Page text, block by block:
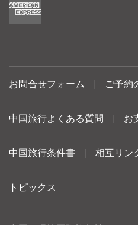
お問合せフォーム ご予約
中国旅行よくある質問 お
中国旅行条件書 相互リン
トピックス